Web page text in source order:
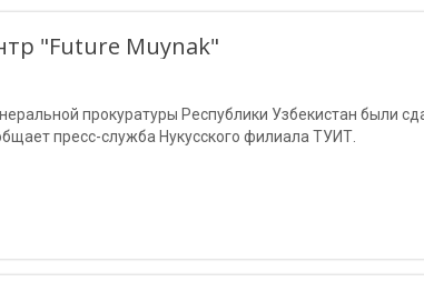
"Future Muynak"
прокуратуры Республики Узбекистан были
пресс-служба Нукусского филиала ТУИТ.